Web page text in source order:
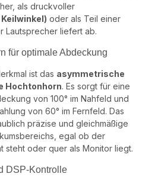
als druckvoller
oder als Teil einer
Lautsprecher liefert ab.
für optimale Abdeckung
ist das asymmetrische
Hochtonhorn. Es sorgt für eine
von 100° im Nahfeld und
von 60° im Fernfeld. Das
präzise und gleichmäßige
egal ob der
steht oder quer als Monitor liegt.
DSP-Kontrolle